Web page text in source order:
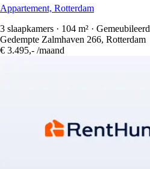
Appartement, Rotterdam
3 slaapkamers · 104 m² · Gemeubileerd
Gedempte Zalmhaven 266, Rotterdam
€ 3.495,- /maand